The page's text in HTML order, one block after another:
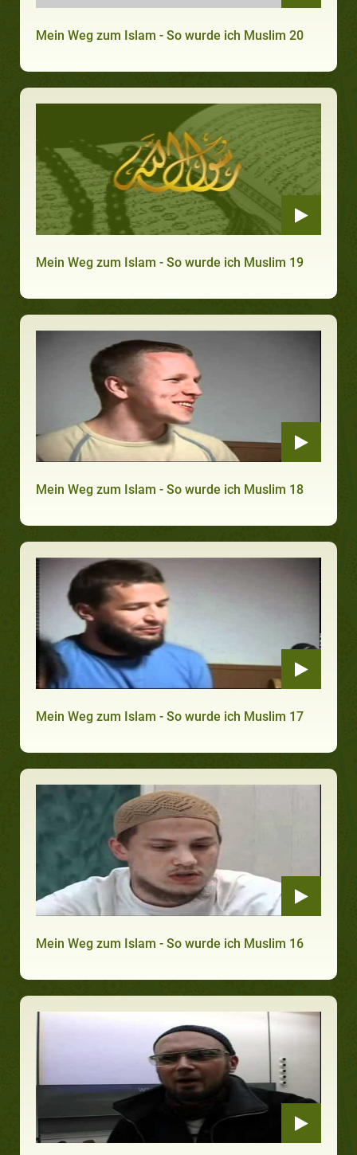
Mein Weg zum Islam - So wurde ich Muslim 20
Mein Weg zum Islam - So wurde ich Muslim 19
Mein Weg zum Islam - So wurde ich Muslim 18
Mein Weg zum Islam - So wurde ich Muslim 17
Mein Weg zum Islam - So wurde ich Muslim 16